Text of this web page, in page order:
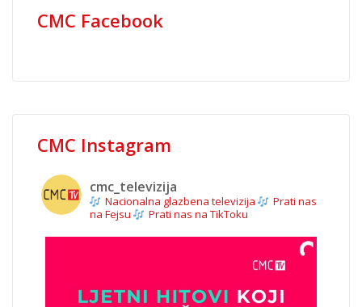
CMC Facebook
CMC Instagram
cmc_televizija
Nacionalna glazbena televizija
Prati nas
na Fejsu
Prati nas na TikToku